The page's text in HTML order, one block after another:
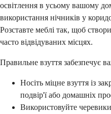
освітлення в усьому вашому
використання нічників у
Розставте меблі так, щоб
часто відвідуваних місцях.
Правильне взуття забезпечує
Носіть міцне взуття із
подвір'ї або домашніх
Використовуйте